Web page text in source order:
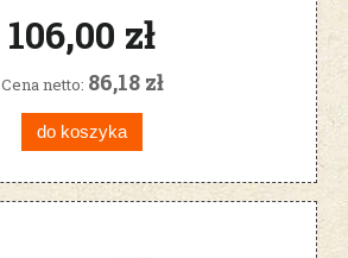
106,00 zł
Cena netto: 86,18 zł
do koszyka